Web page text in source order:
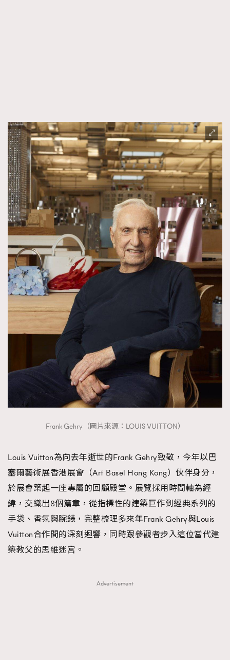
Frank Gehry（圖片來源：LOUIS VUITTON）
Louis Vuitton為向去年逝世的Frank Gehry致敬，今年以巴
塞爾藝術展香港展會（Art Basel Hong Kong）伙伴身分，
於展會築起一座專屬的回顧殿堂。展覽採用時間軸為經
緯，交織出8個篇章，從指標性的建築巨作到經典系列的
手袋、香氛與腕錶，完整梳理多來年Frank Gehry與Louis
Vuitton合作間的深刻迴響，同時跟參觀者步入這位當代建
築教父的思維迷宮。
Advertisement